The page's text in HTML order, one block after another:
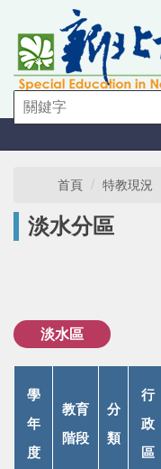
到
主
要
容
法規與計畫
特教現況
課程與教學
支持服務
首頁 特教現況
淡水分區
淡水區
學
年
度
教育
階段
分
類
行
政
區